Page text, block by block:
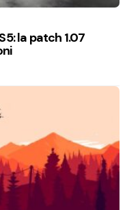
la patch 1.07